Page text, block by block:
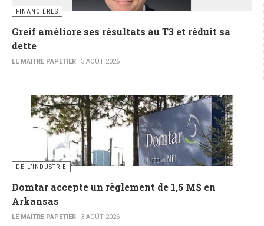
FINANCIÈRES
Greif améliore ses résultats au T3 et réduit sa
dette
LE MAITRE PAPETIER 3 AOÛT 2026
DE L’INDUSTRIE
Domtar accepte un règlement de 1,5 M$ en
Arkansas
LE MAITRE PAPETIER 3 AOÛT 2026